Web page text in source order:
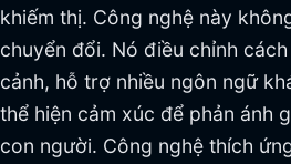
khiếm thị. Công nghệ này
chuyển đổi. Nó điều chỉnh
cảnh, hỗ trợ nhiều ngôn ngữ
thể hiện cảm xúc để phản ánh
con người. Công nghệ thích